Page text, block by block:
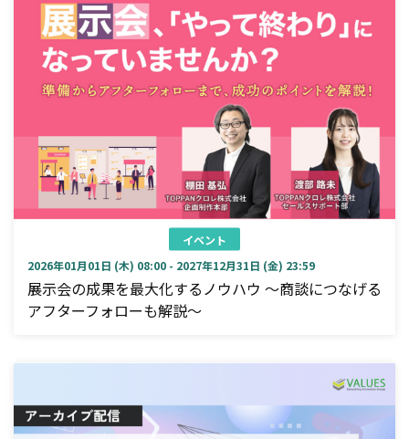
イベント
2026年01月01日 (木) 08:00 - 2027年12月31日 (金) 23:59
展示会の成果を最大化するノウハウ ～商談につなげる
アフターフォローも解説～